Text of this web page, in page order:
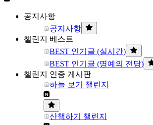
공지사항
공지사항
챌린지 베스트
BEST 인기글 (실시간)
BEST 인기글 (명예의 전당)
챌린지 인증 게시판
하늘 보기 챌린지
산책하기 챌린지